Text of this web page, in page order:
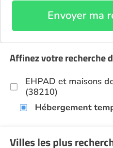
Envoyer ma
Affinez votre recherche
EHPAD et maisons
(38210)
Hébergement
Villes les plus